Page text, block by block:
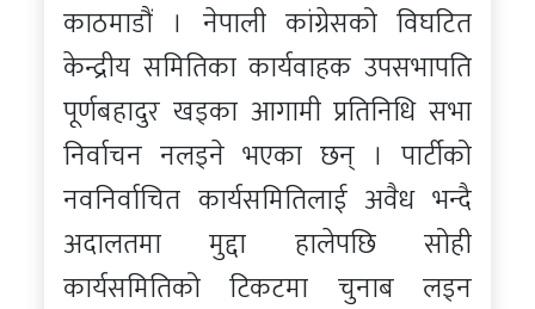
काठमाडौं । नेपाली कांग्रेसको विघटित
केन्द्रीय समितिका कार्यवाहक उपसभापति
पूर्णबहादुर खड्का आगामी प्रतिनिधि सभा
निर्वाचन नलड्ने भएका छन् । पार्टीको
नवनिर्वाचित कार्यसमितिलाई अवैध भन्दै
अदालतमा मुद्दा हालेपछि सोही
कार्यसमितिको टिकटमा चुनाब लड्न